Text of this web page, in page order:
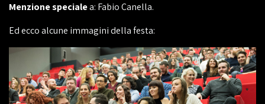
Menzione specialea: Fabio Canella.
Ed ecco alcune immagini della festa: